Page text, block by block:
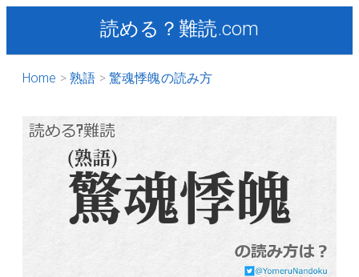
読める？難読.com
Home 熟語 驚魂悸魄の読み方